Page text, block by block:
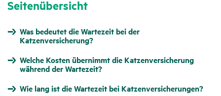
Seitenübersicht
Was bedeutet die Wartezeit bei der
Katzenversicherung?
Welche Kosten übernimmt die Katzenversicherung
während der Wartezeit?
Wie lang ist die Wartezeit bei Katzenversicherungen?